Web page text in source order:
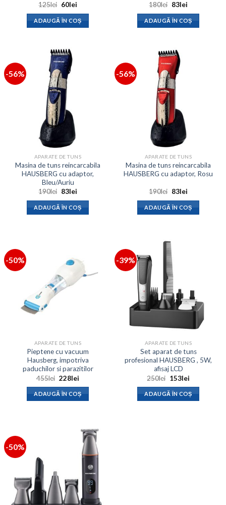
125lei Prețul
a
fost:
125lei.
60leiPrețul
este:
60lei.
ADAUGĂ ÎN COȘ
180lei Prețul
a
fost:
180lei.
83leiPrețul
este:
83lei.
ADAUGĂ ÎN COȘ
-56%
APARATE DE TUNS
Masina de tuns reincarcabila
HAUSBERG cu adaptor,
Bleu/Auriu
190lei Prețul
a
fost:
190lei.
83leiPrețul
este:
83lei.
ADAUGĂ ÎN COȘ
-56%
APARATE DE TUNS
Masina de tuns reincarcabila
HAUSBERG cu adaptor, Rosu
190lei Prețul
a
fost:
190lei.
83leiPrețul
este:
83lei.
ADAUGĂ ÎN COȘ
-50%
APARATE DE TUNS
Pieptene cu vacuum
Hausberg, impotriva
paduchilor si parazitilor
455lei Prețul
a
fost:
455lei.
228leiPrețul
este:
228lei.
ADAUGĂ ÎN COȘ
-39%
APARATE DE TUNS
Set aparat de tuns
profesional HAUSBERG , 5W,
afisaj LCD
250lei Prețul
a
fost:
250lei.
153leiPrețul
este:
153lei.
ADAUGĂ ÎN COȘ
-50%